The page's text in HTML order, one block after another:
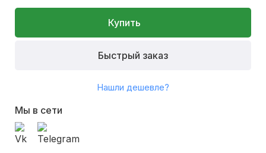
Купить
Быстрый заказ
Нашли дешевле?
Мы в сети